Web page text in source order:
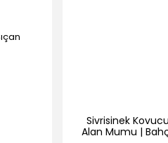
Sivrisinek
Alan Mumu |